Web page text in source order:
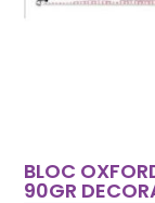
BLOC
90GR